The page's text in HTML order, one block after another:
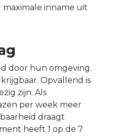
inname uit
door hun omgeving.
Opvallend is
zijn. Als
per week meer
draagt
heeft 1 op de 7